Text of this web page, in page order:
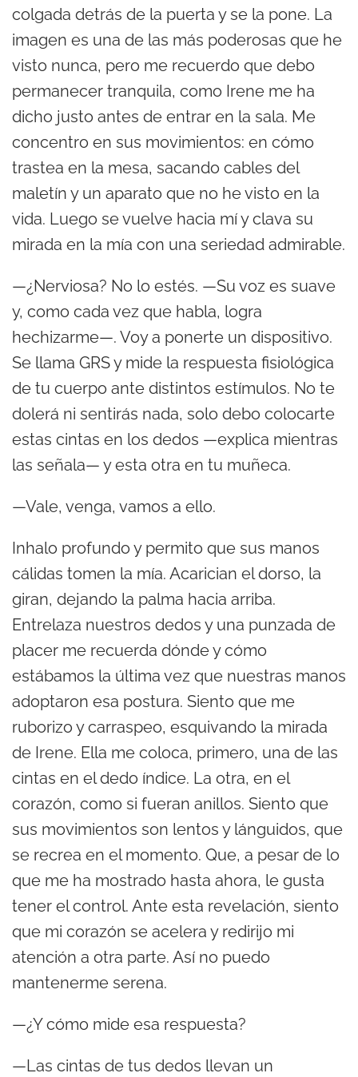
colgada detrás de la puerta y se la pone. La
imagen es una de las más poderosas que he
visto nunca, pero me recuerdo que debo
permanecer tranquila, como Irene me ha
dicho justo antes de entrar en la sala. Me
concentro en sus movimientos: en cómo
trastea en la mesa, sacando cables del
maletín y un aparato que no he visto en la
vida. Luego se vuelve hacia mí y clava su
mirada en la mía con una seriedad admirable.
—¿Nerviosa? No lo estés. —Su voz es suave
y, como cada vez que habla, logra
hechizarme—. Voy a ponerte un dispositivo.
Se llama GRS y mide la respuesta fisiológica
de tu cuerpo ante distintos estímulos. No te
dolerá ni sentirás nada, solo debo colocarte
estas cintas en los dedos —explica mientras
las señala— y esta otra en tu muñeca.
—Vale, venga, vamos a ello.
Inhalo profundo y permito que sus manos
cálidas tomen la mía. Acarician el dorso, la
giran, dejando la palma hacia arriba.
Entrelaza nuestros dedos y una punzada de
placer me recuerda dónde y cómo
estábamos la última vez que nuestras manos
adoptaron esa postura. Siento que me
ruborizo y carraspeo, esquivando la mirada
de Irene. Ella me coloca, primero, una de las
cintas en el dedo índice. La otra, en el
corazón, como si fueran anillos. Siento que
sus movimientos son lentos y lánguidos, que
se recrea en el momento. Que, a pesar de lo
que me ha mostrado hasta ahora, le gusta
tener el control. Ante esta revelación, siento
que mi corazón se acelera y redirijo mi
atención a otra parte. Así no puedo
mantenerme serena.
—¿Y cómo mide esa respuesta?
—Las cintas de tus dedos llevan un